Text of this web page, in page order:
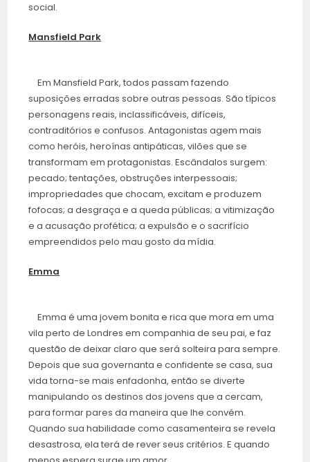
social.
Mansfield Park
Em Mansfield Park, todos passam fazendo
suposições erradas sobre outras pessoas. São típicos
personagens reais, inclassificáveis, difíceis,
contraditórios e confusos. Antagonistas agem mais
como heróis, heroínas antipáticas, vilões que se
transformam em protagonistas. Escândalos surgem:
pecado; tentações, obstruções interpessoais;
impropriedades que chocam, excitam e produzem
fofocas; a desgraça e a queda públicas; a vitimização
e a acusação profética; a expulsão e o sacrifício
empreendidos pelo mau gosto da mídia.
Emma
Emma é uma jovem bonita e rica que mora em uma
vila perto de Londres em companhia de seu pai, e faz
questão de deixar claro que será solteira para sempre.
Depois que sua governanta e confidente se casa, sua
vida torna-se mais enfadonha, então se diverte
manipulando os destinos dos jovens que a cercam,
para formar pares da maneira que lhe convém.
Quando sua habilidade como casamenteira se revela
desastrosa, ela terá de rever seus critérios. E quando